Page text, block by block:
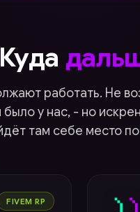
Куда
работать. Не
у нас, - но
там себе место
FIVEM RP